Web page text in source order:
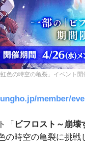
色の時空の亀裂」イベント開
member/
「 ビフロスト～崩壊
の時空の亀裂に挑戦